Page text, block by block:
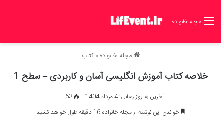
مجله خانواده
مجله خانواده» کتاب
خلاصه کتاب آموزش انگلیسی آسان و کاربردی – سطح 1
آخرین به روز رسانی: 4 مرداد 1404
63
خواندن این نوشته از مجله خانواده 16 دقیقه طول خواهد کشید